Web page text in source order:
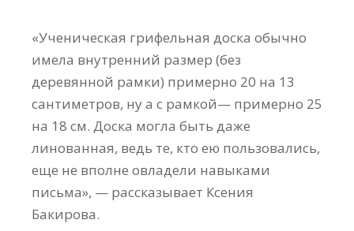
«Ученическая грифельная доска обычно
имела внутренний размер (без
деревянной рамки) примерно 20 на 13
сантиметров, ну а с рамкой— примерно 25
на 18 см. Доска могла быть даже
линованная, ведь те, кто ею пользовались,
еще не вполне овладели навыками
письма», — рассказывает Ксения
Бакирова.